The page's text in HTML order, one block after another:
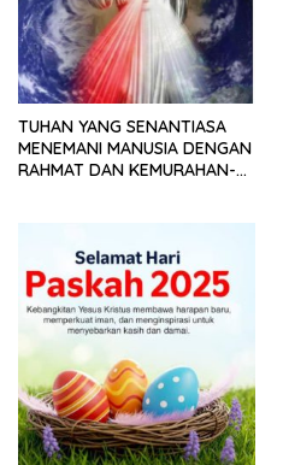
TUHAN YANG SENANTIASA
MENEMANI MANUSIA DENGAN
RAHMAT DAN KEMURAHAN-